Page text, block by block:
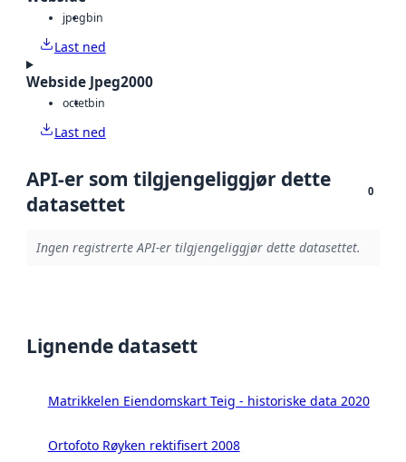
jpegbin
Last ned
Webside Jpeg2000
octetbin
Last ned
API-er som tilgjengeliggjør dette
datasettet
0
Ingen registrerte API-er tilgjengeliggjør dette datasettet.
Lignende datasett
Matrikkelen Eiendomskart Teig - historiske data 2020
Ortofoto Røyken rektifisert 2008